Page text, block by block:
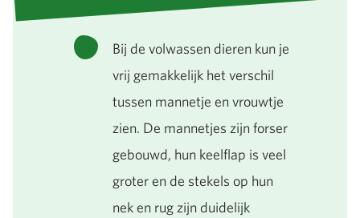
Bij de volwassen dieren kun je
vrij gemakkelijk het verschil
tussen mannetje en vrouwtje
zien. De mannetjes zijn forser
gebouwd, hun keelflap is veel
groter en de stekels op hun
nek en rug zijn duidelijk